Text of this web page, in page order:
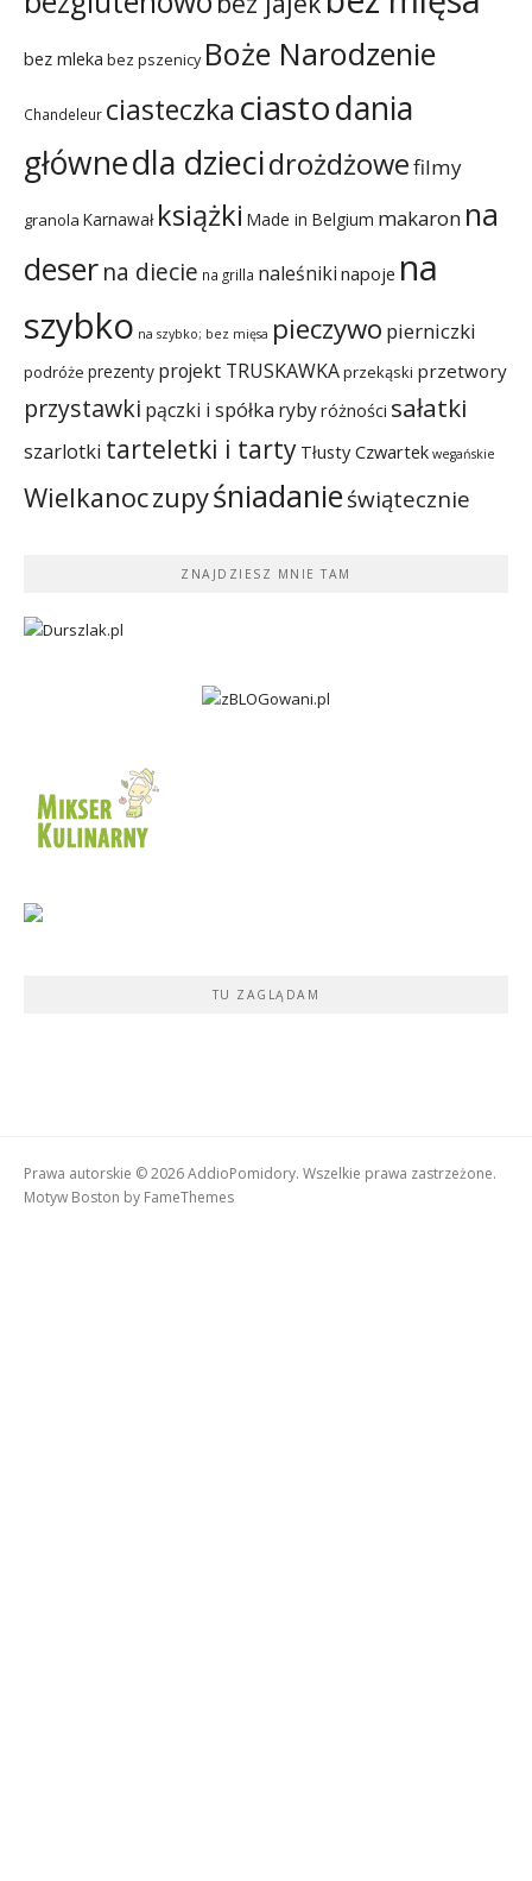
bez mleka bez pszenicy Boże Narodzenie
Chandeleur ciasteczka ciastodania
głównedla dziecidrożdżowefilmy
granola Karnawał książki Made in Belgium makaron na
deserna diecie na grilla naleśniki napoje na
szybko na szybko; bez mięsa pieczywo pierniczki
podróże prezenty projekt TRUSKAWKAprzekąski przetwory
przystawki pączki i spółka rybyróżności sałatki
szarlotki tarteletki i tarty Tłusty Czwartek wegańskie
Wielkanoczupyśniadanieświątecznie
ZNAJDZIESZ MNIE TAM
TU ZAGLĄDAM
Prawa autorskie © 2026 AddioPomidory. Wszelkie prawa zastrzeżone.
Motyw Boston by FameThemes